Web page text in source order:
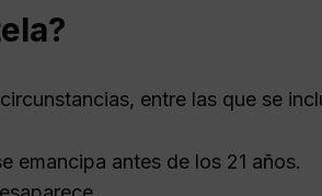
entre las que se
emancipa antes de los 21 años.